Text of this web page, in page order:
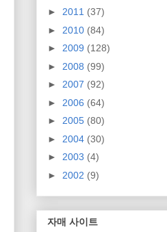
► 2011 (37)
► 2010 (84)
► 2009 (128)
► 2008 (99)
► 2007 (92)
► 2006 (64)
► 2005 (80)
► 2004 (30)
► 2003 (4)
► 2002 (9)
자매 사이트